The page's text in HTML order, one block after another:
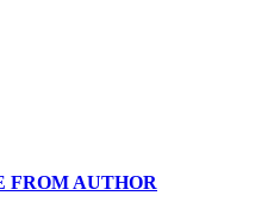
FROM AUTHOR